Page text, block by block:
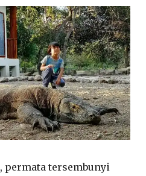
, permata tersembunyi